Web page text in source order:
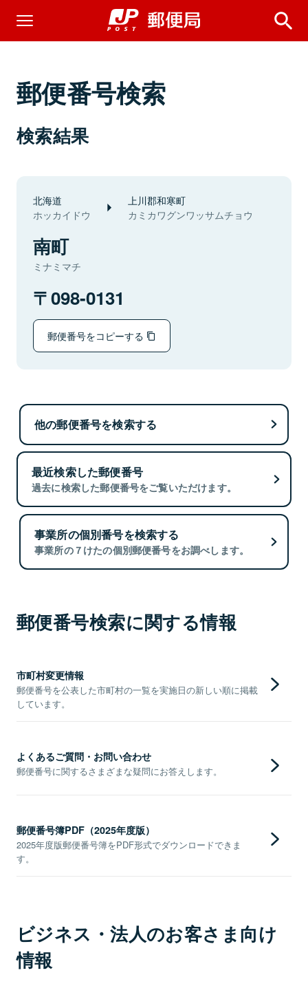
郵便番号検索
検索結果
北海道
ホッカイドウ
上川郡和寒町
カミカワグンワッサムチョウ
南町
ミナミマチ
098-0131
郵便番号をコピーする
他の郵便番号を検索する
最近検索した郵便番号
過去に検索した郵便番号をご覧いただけます。
事業所の個別番号を検索する
事業所の７けたの個別郵便番号をお調べします。
郵便番号検索に関する情報
市町村変更情報
郵便番号を公表した市町村の一覧を実施日の新しい順に掲載
しています。
よくあるご質問・お問い合わせ
郵便番号に関するさまざまな疑問にお答えします。
郵便番号簿PDF（2025年度版）
2025年度版郵便番号簿をPDF形式でダウンロードできま
す。
ビジネス・法人のお客さま向け
情報